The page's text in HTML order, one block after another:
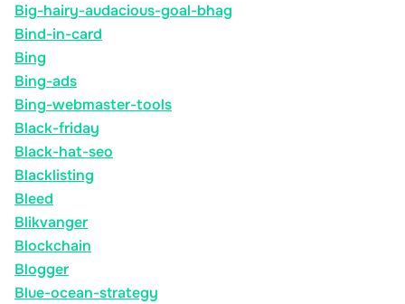
Big-hairy-audacious-goal-bhag
Bind-in-card
Bing
Bing-ads
Bing-webmaster-tools
Black-friday
Black-hat-seo
Blacklisting
Bleed
Blikvanger
Blockchain
Blogger
Blue-ocean-strategy